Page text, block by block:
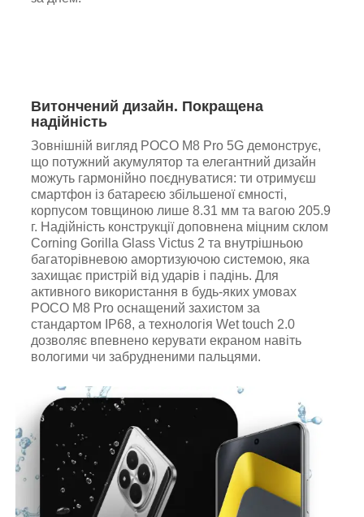
Витончений дизайн. Покращена
надійність
Зовнішній вигляд POCO M8 Pro 5G демонструє,
що потужний акумулятор та елегантний дизайн
можуть гармонійно поєднуватися: ти отримуєш
смартфон із батареєю збільшеної ємності,
корпусом товщиною лише 8.31 мм та вагою 205.9
г. Надійність конструкції доповнена міцним склом
Corning Gorilla Glass Victus 2 та внутрішньою
багаторівневою амортизуючою системою, яка
захищає пристрій від ударів і падінь. Для
активного використання в будь-яких умовах
POCO M8 Pro оснащений захистом за
стандартом IP68, а технологія Wet touch 2.0
дозволяє впевнено керувати екраном навіть
вологими чи забрудненими пальцями.